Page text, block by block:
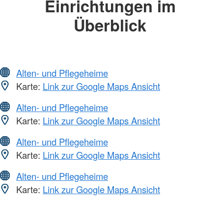
Einrichtungen im
Überblick
Alten- und Pflegeheime
Karte: Link zur Google Maps Ansicht
Alten- und Pflegeheime
Karte: Link zur Google Maps Ansicht
Alten- und Pflegeheime
Karte: Link zur Google Maps Ansicht
Alten- und Pflegeheime
Karte: Link zur Google Maps Ansicht